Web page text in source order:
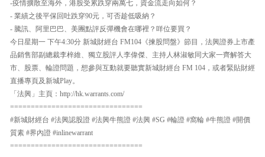
-疫情擴散至海外，港股受累跌穿兩萬七，資金流走向如何？
- 業績之後平保回吐跌穿90元，可否趁低吸納？
- 騰訊、阿里巴巴、美團點評反彈機會在哪裡？咩位要買？
今日星期一 下午4:30分 新城財經台 FM104《揀股問盤》節目，法興證券上市產
品銷售部副總裁李梓維、獨立股評人李偉傑、主持人林淑敏同大家一齊解答大
市、股票、輪證問題，想參與互動就要聽實新城財經台 FM 104，或者緊貼財經
直播專頁及新城Play。
「法興」主頁：http://hk.warrants.com/
================================
#新城財經台 #法興認股證 #法興牛熊證 #法興 #SG #輪證 #窩輪 #牛熊證 #開價
質素 #界內證 #inlinewarrant
================================